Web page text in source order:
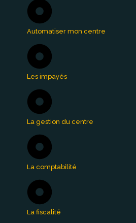
Automatiser mon centre
Les impayés
La gestion du centre
La comptabilité
La fiscalité